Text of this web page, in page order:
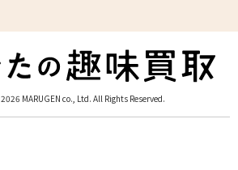
MARUGEN co., Ltd. All Rights Reserved.